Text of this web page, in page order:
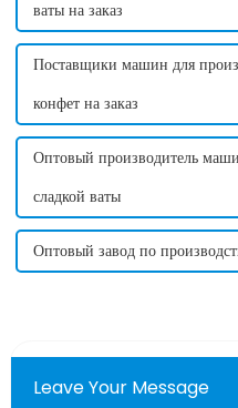
ваты на заказ
Поставщики машин для
конфет на заказ
Оптовый производитель
сладкой ваты
Оптовый завод по
Leave Your Message